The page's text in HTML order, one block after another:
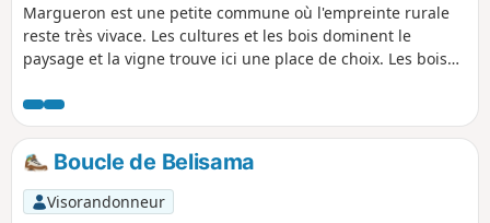
Margueron est une petite commune où l'empreinte rurale
reste très vivace. Les cultures et les bois dominent le
paysage et la vigne trouve ici une place de choix. Les bois
observer la part de nature qui subsiste encore, et s'évader
du quotidien. Le parcours proposé offre ainsi des paysages
variés au caractère rural et authentique. Ces caractères se
retrouvent dans la petite église de Margueron typique de la
région avec son clocher-mur.
Boucle de Belisama
Visorandonneur